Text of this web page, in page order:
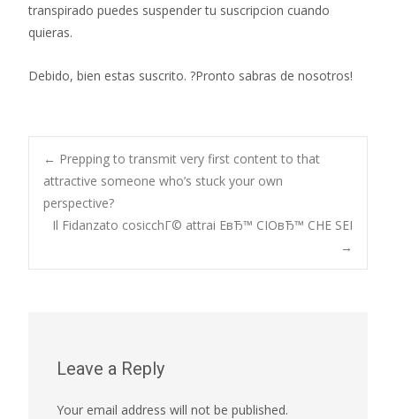
transpirado puedes suspender tu suscripcion cuando
quieras.
Debido, bien estas suscrito. ?Pronto sabras de nosotros!
← Prepping to transmit very first content to that
attractive someone who’s stuck your own
perspective?
Il Fidanzato cosicchГ© attrai EвЂ™ CIOвЂ™ CHE SEI
→
Leave a Reply
Your email address will not be published.